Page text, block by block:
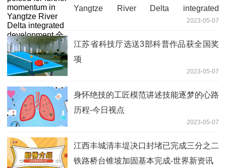
Yangtze River Delta integrated
2023-05-07
江苏​省科技厅选送3部科普作品获全国奖
项
2023-05-07
身怀绝技的工匠模范讲述技能逐梦的心路
历程-今日视点
2023-05-07
江西丰城清丰堤决口封堵已完成三分之二
铁路桥台锥坡加固基本完成-世界新资讯